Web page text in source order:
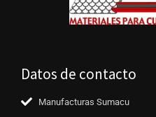
Datos de contacto
Manufacturas Sumacu